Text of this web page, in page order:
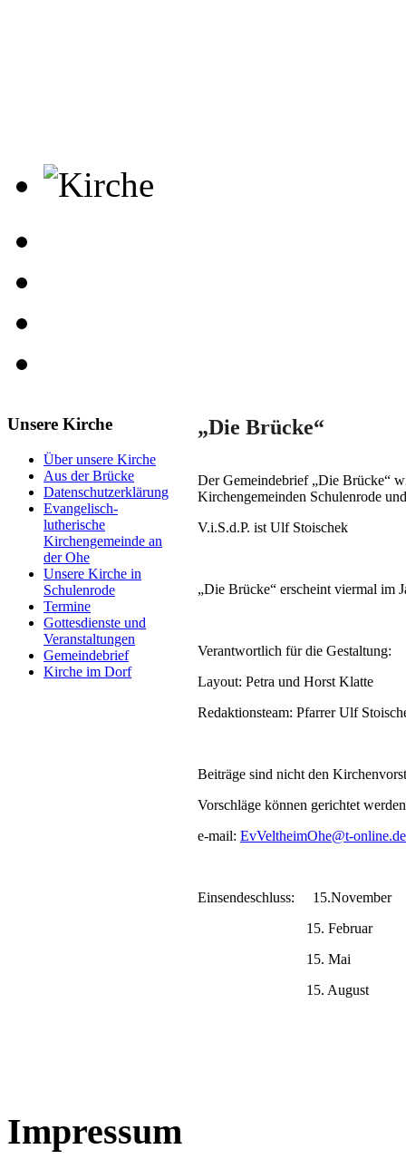
Unsere Kirche
Über unsere Kirche
Aus der Brücke
Datenschutzerklärung
Evangelisch-
lutherische
Kirchengemeinde an
der Ohe
Unsere Kirche in
Schulenrode
Termine
Gottesdienste und
Veranstaltungen
Gemeindebrief
Kirche im Dorf
„Die Brücke“
Der Gemeindebrief „Die Brücke“
Kirchengemeinden Schulenrode
V.i.S.d.P. ist Ulf Stoischek
„Die Brücke“ erscheint viermal im
Verantwortlich für die Gestaltung:
Layout: Petra und Horst Klatte
Redaktionsteam: Pfarrer Ulf
Beiträge sind nicht den
Vorschläge können gerichtet
e-mail: EvVeltheimOhe@t-online.de
Einsendeschluss: 15.November
15. Februar
15. Mai
15. August
Impressum